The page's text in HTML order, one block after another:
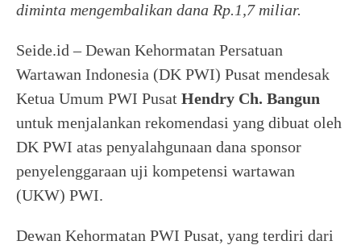
diminta mengembalikan dana Rp.1,7 miliar.
Seide.id – Dewan Kehormatan Persatuan
Wartawan Indonesia (DK PWI) Pusat mendesak
Ketua Umum PWI Pusat Hendry Ch. Bangun
untuk menjalankan rekomendasi yang dibuat oleh
DK PWI atas penyalahgunaan dana sponsor
penyelenggaraan uji kompetensi wartawan
(UKW) PWI.
Dewan Kehormatan PWI Pusat, yang terdiri dari